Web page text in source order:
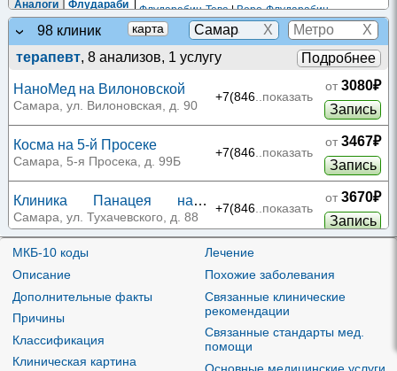
Аналоги
пурина
Флудараби
н
Флударабин-Тева|Веро-Флударабин
Аналоги
фолиево
й
кислоты
Метотрекса
т
Метотрексат-Келун-Казфарм|Метотрексат-
Тева
|Трексан|Веро-Метотрексат
Антраци
клины и
родстве
нные
соедине
Даунорубиц
ин
Глюкоко
ртикоид
низкой
активнос
тью
(группа I)
Гидрокорти
Глюкоко
роиды
Метилпред
низолон
Лемод|Медрол|Метилпреднизолон - нaтив|
Метилги
Прокарбази
Офталь
мологич
еские
средств
а
Препара
98 клиник карта X
X
терапевт, 8 анализов, 1 услугу Подробнее
НаноМед на Вилоновской
Самара, ул. Вилоновская, д. 90
+7(846..показать
от 3080₽
Запись
Косма на 5-й Просеке
Самара, 5-я Просека, д. 99Б
+7(846..показать
от 3467₽
Запись
Клиника Панацея на
Тухачевского
Самара, ул. Тухачевского, д. 88
+7(846..показать
от 3670₽
Запись
Клиника STK на
Тухачевского
Самара, ул. Тухачевского, д. 80
Запись
ВолгаБис на Ново-
Вокзальном тупике
Самара, Ново-Вокзальный тупик,
д. 12
+7(846..показать
Запись
Клиника Ситилаб на Ново-
от 4245₽
МКБ-10 коды
Описание
Дополнительные факты
Причины
Классификация
Клиническая картина
Лечение
Похожие заболевания
Связанные клинические
рекомендации
Связанные стандарты мед.
помощи